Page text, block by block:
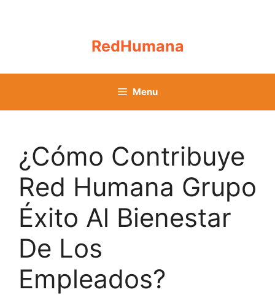
RedHumana
Menu
¿Cómo Contribuye
Red Humana Grupo
Éxito Al Bienestar
De Los
Empleados?